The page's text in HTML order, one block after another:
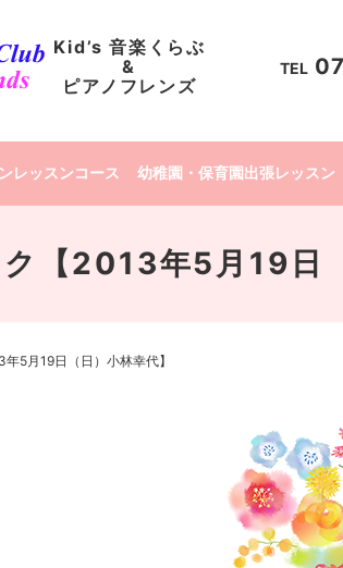
Kid’s 音楽くらぶ
&
ピアノフレンズ
レッスンコース 幼稚園・保育園出張レッスン
TEL
【2013年5月19日
5月19日（日）小林幸代】